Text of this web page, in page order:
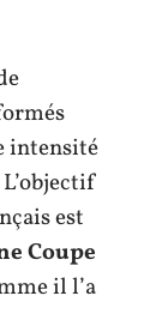
intensité
est
Coupe
il l’a